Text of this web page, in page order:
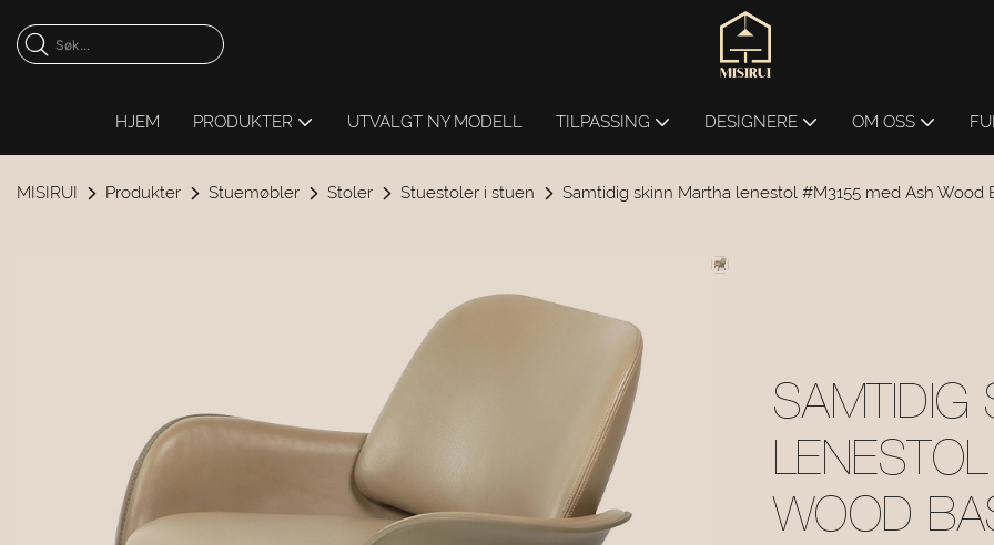
HJEM PRODUKTER UTVALGT NY MODELL TILPASSING DESIGNERE OM OSS
MISIRUI Produkter Stuemøbler Stoler Stuestoler i stuen Samtidig skinn Martha lenestol #M3155 med Ash Wood
SAMTIDIG
WOOD